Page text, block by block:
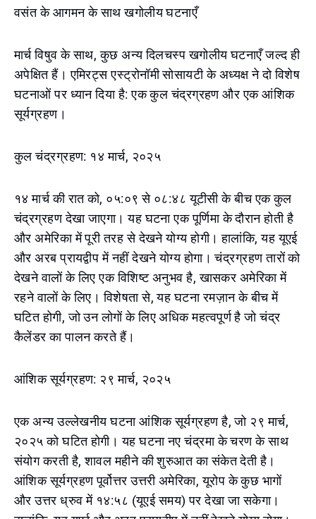
वसंत के आगमन के साथ खगोलीय घटनाएँ
मार्च विषुव के साथ, कुछ अन्य दिलचस्प खगोलीय घटनाएँ जल्द ही
अपेक्षित हैं। एमिरट्स एस्ट्रोनॉमी सोसायटी के अध्यक्ष ने दो विशेष
घटनाओं पर ध्यान दिया है: एक कुल चंद्रग्रहण और एक आंशिक
सूर्यग्रहण।
कुल चंद्रग्रहण: १४ मार्च, २०२५
१४ मार्च की रात को, ०५:०९ से ०८:४८ यूटीसी के बीच एक कुल
चंद्रग्रहण देखा जाएगा। यह घटना एक पूर्णिमा के दौरान होती है
और अमेरिका में पूरी तरह से देखने योग्य होगी। हालांकि, यह यूएई
और अरब प्रायद्वीप में नहीं देखने योग्य होगा। चंद्रग्रहण तारों को
देखने वालों के लिए एक विशिष्ट अनुभव है, खासकर अमेरिका में
रहने वालों के लिए। विशेषता से, यह घटना रमज़ान के बीच में
घटित होगी, जो उन लोगों के लिए अधिक महत्वपूर्ण है जो चंद्र
कैलेंडर का पालन करते हैं।
आंशिक सूर्यग्रहण: २९ मार्च, २०२५
एक अन्य उल्लेखनीय घटना आंशिक सूर्यग्रहण है, जो २९ मार्च,
२०२५ को घटित होगी। यह घटना नए चंद्रमा के चरण के साथ
संयोग करती है, शावल महीने की शुरुआत का संकेत देती है।
आंशिक सूर्यग्रहण पूर्वोत्तर उत्तरी अमेरिका, यूरोप के कुछ भागों
और उत्तर ध्रुव में १४:५८ (यूएई समय) पर देखा जा सकेगा।